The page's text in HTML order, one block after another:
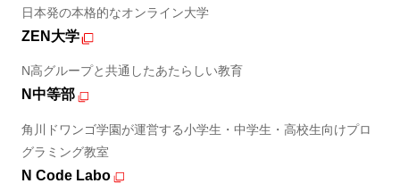
日本発の本格的なオンライン大学
ZEN大学
N高グループと共通したあたらしい教育
N中等部
角川ドワンゴ学園が運営する小学生・中学生・高校生向けプロ
グラミング教室
N Code Labo